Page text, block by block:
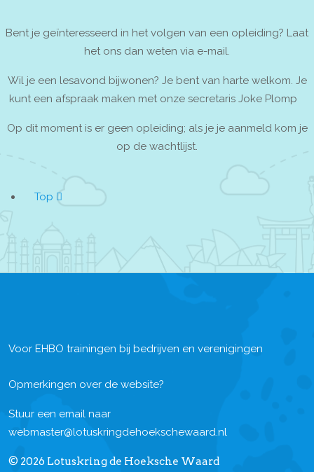
Bent je geïnteresseerd in het volgen van een opleiding? Laat
het ons dan weten via e-mail.
Wil je een lesavond bijwonen? Je bent van harte welkom. Je
kunt een afspraak maken met onze secretaris Joke Plomp
Op dit moment is er geen opleiding; als je je aanmeld kom je
op de wachtlijst.
Top
Voor EHBO trainingen bij bedrijven en verenigingen
Opmerkingen over de website?
Stuur een email naar
webmaster@lotuskringdehoekschewaard.nl
© 2026 Lotuskring de Hoeksche Waard